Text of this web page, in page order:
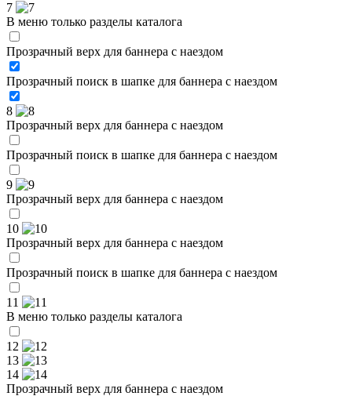
7
В меню только разделы каталога
Прозрачный верх для баннера с наездом
Прозрачный поиск в шапке для баннера с наездом
8
Прозрачный верх для баннера с наездом
Прозрачный поиск в шапке для баннера с наездом
9
Прозрачный верх для баннера с наездом
10
Прозрачный верх для баннера с наездом
Прозрачный поиск в шапке для баннера с наездом
11
В меню только разделы каталога
12
13
14
Прозрачный верх для баннера с наездом